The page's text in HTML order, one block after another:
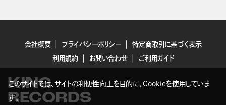
会社概要 プライバシーポリシー
特定商取引に基づく表示
利用規約
お問い合わせ ご利用ガイド
KING
RECORDS
このサイトでは、サイトの利便性向上を目的に、Cookieを使用していま
す。